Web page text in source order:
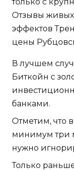
только с
Отзывы живых
эффектов
цены
В лучшем
Биткойн с
банками.
Отметим, что
минимум три
нужно
Только